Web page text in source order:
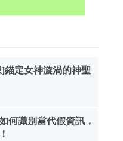
錨定女神漩渦的神聖
何識別當代假資訊，